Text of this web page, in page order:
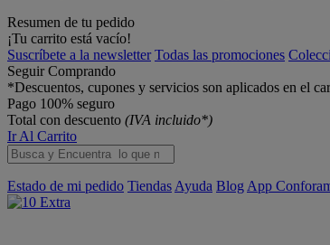
Resumen de tu pedido
¡Tu carrito está vacío!
Suscríbete a la newsletter Todas las promociones
Seguir Comprando
*Descuentos, cupones y servicios son aplicados en el
Pago 100% seguro
Total con descuento (IVA incluido*)
Ir Al Carrito
Estado de mi pedido Tiendas Ayuda Blog App